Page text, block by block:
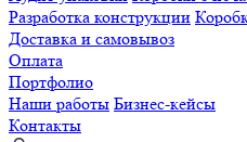
Разработка конструкции
Доставка и самовывоз
Оплата
Портфолио
Наши работы Бизнес-кейсы
Контакты